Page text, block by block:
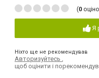
(0
Я
Ніхто ще не рекомендував
Авторизуйтесь ,
щоб оцінити і